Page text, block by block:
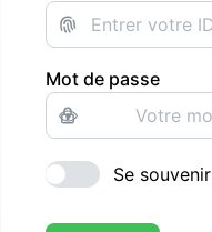
Mot de passe
Se